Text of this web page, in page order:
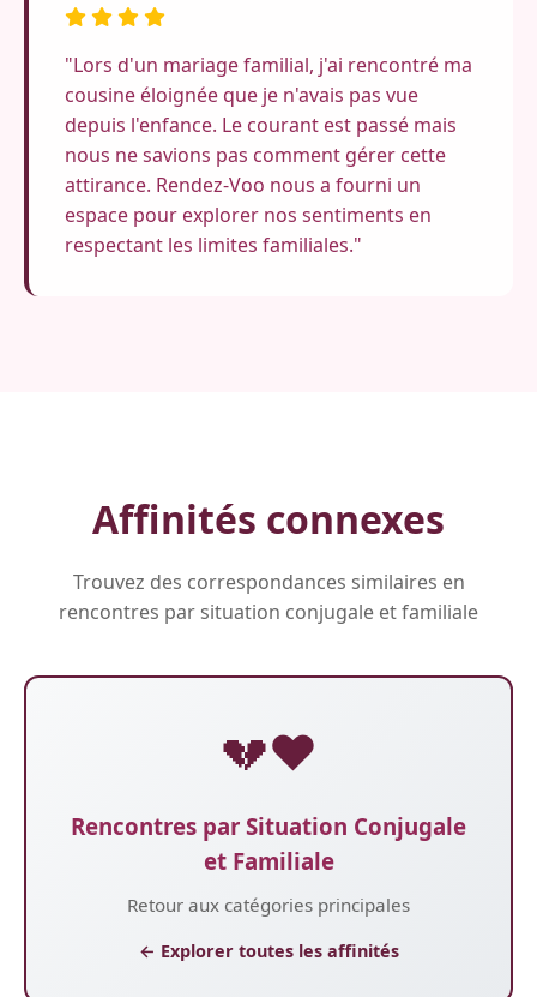
"Lors d'un mariage familial, j'ai rencontré ma
cousine éloignée que je n'avais pas vue
depuis l'enfance. Le courant est passé mais
nous ne savions pas comment gérer cette
attirance. Rendez-Voo nous a fourni un
espace pour explorer nos sentiments en
respectant les limites familiales."
Affinités connexes
Trouvez des correspondances similaires en
rencontres par situation conjugale et familiale
💔❤️
Rencontres par Situation Conjugale
et Familiale
Retour aux catégories principales
← Explorer toutes les affinités